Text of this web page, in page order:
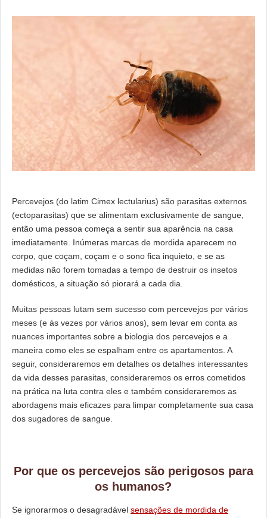
Percevejos (do latim Cimex lectularius) são parasitas externos
(ectoparasitas) que se alimentam exclusivamente de sangue,
então uma pessoa começa a sentir sua aparência na casa
imediatamente. Inúmeras marcas de mordida aparecem no
corpo, que coçam, coçam e o sono fica inquieto, e se as
medidas não forem tomadas a tempo de destruir os insetos
domésticos, a situação só piorará a cada dia.
Muitas pessoas lutam sem sucesso com percevejos por vários
meses (e às vezes por vários anos), sem levar em conta as
nuances importantes sobre a biologia dos percevejos e a
maneira como eles se espalham entre os apartamentos. A
seguir, consideraremos em detalhes os detalhes interessantes
da vida desses parasitas, consideraremos os erros cometidos
na prática na luta contra eles e também consideraremos as
abordagens mais eficazes para limpar completamente sua casa
dos sugadores de sangue.
Por que os percevejos são perigosos para
os humanos?
Se ignorarmos o desagradável sensações de mordida de